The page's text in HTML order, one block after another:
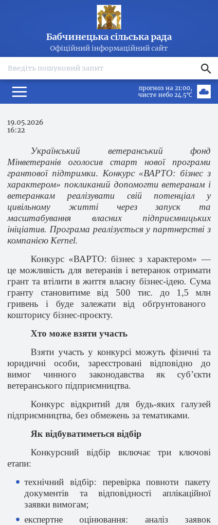
Бабчинецька сільська рада
Офіційний інформаційний сайт
прогноз на 21:00
чисте небо 24.5℃
19.05.2026
16:22
Український ветеранський фонд
Мінветеранів оголосив старт нової програми
грантової підтримки. Конкурс «ВАРТО: бізнес з
характером» покликаний допомогти ветеранам і
ветеранкам реалізувати свій потенціал у
цивільному житті через запуск та
масштабування власних підприємницьких
ініціатив. Програма реалізується у партнерстві з
компанією Kernel.
Конкурс «ВАРТО: бізнес з характером» —
це можливість для ветеранів і ветеранок отримати
грант та втілити в життя власну бізнес-ідею. Сума
гранту становитиме від 500 тис. до 1 ,5
млн
гривень і буде залежати від обґрунтованого
кошторису бізнес-проєкту.
Хто може взяти участь
Взяти участь у конкурсі можуть фізичні та
юридичні особи, зареєстровані відповідно до
вимог чинного законодавства як суб’єкти
ветеранського підприємництва.
Конкурс відкритий для будь-яких галузей
підприємництва, без обмежень за тематиками.
Як відбуватиметься відбір
Конкурсний відбір включає три ключові
етапи:
технічний відбір: перевірка повноти пакету
документів та відповідності аплікаційної
заявки вимогам;
експертне оцінювання: аналіз заявок